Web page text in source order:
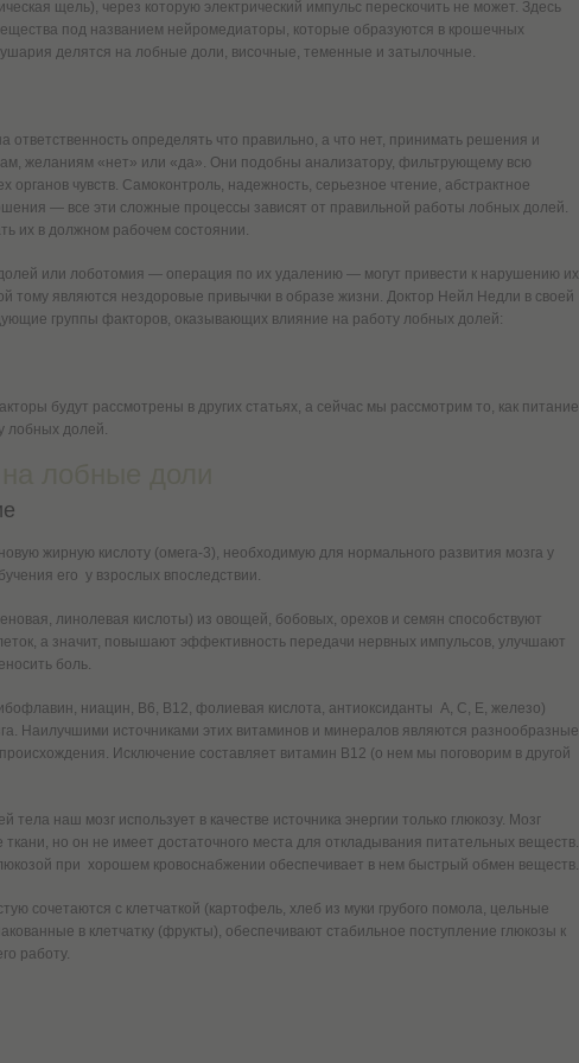
щель), через которую электрический импульс перескочить не может. Здесь
под названием нейромедиаторы, которые образуются в крошечных
делятся на лобные доли, височные, теменные и затылочные.
определять что правильно, а что нет, принимать решения и
желаниям «нет» или «да». Они подобны анализатору, фильтрующему всю
чувств. Самоконтроль, надежность, серьезное чтение, абстрактное
— все эти сложные процессы зависят от правильной работы лобных долей.
их в должном рабочем состоянии.
или лоботомия — операция по их удалению — могут привести к нарушению их
тому являются нездоровые привычки в образе жизни. Доктор Нейл Недли в своей
группы факторов, оказывающих влияние на работу лобных долей:
будут рассмотрены в других статьях, а сейчас мы рассмотрим то, как питание
лобных долей.
жирную кислоту (омега-3), необходимую для нормального развития мозга у
его у взрослых впоследствии.
линолевая кислоты) из овощей, бобовых, орехов и семян способствуют
а значит, повышают эффективность передачи нервных импульсов, улучшают
боль.
ниацин, B6, B12, фолиевая кислота, антиоксиданты A, C, E, железо)
Наилучшими источниками этих витаминов и минералов являются разнообразные
Исключение составляет витамин B12 (о нем мы поговорим в другой
тела наш мозг использует в качестве источника энергии только глюкозу. Мозг
ткани, но он не имеет достаточного места для откладывания питательных веществ.
при хорошем кровоснабжении обеспечивает в нем быстрый обмен веществ.
сочетаются с клетчаткой (картофель, хлеб из муки грубого помола, цельные
в клетчатку (фрукты), обеспечивают стабильное поступление глюкозы к
работу.